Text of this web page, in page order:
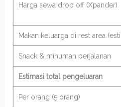
Harga sewa drop off (Xpander)
Makan keluarga di rest area
Snack & minuman perjalanan
Estimasi total pengeluaran
Per orang (5 orang)